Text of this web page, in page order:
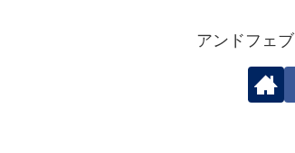
アンドフェ